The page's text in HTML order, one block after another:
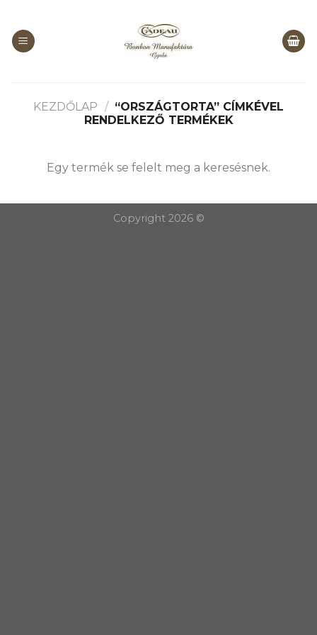
content
KEZDŐLAP / “ORSZÁGTORTA” CÍMKÉVEL
RENDELKEZŐ TERMÉKEK
Egy termék se felelt meg a keresésnek.
Copyright 2026 ©